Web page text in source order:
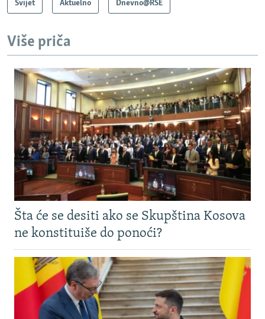
Svijet Aktuelno Dnevno@RSE
Više priča
Šta će se desiti ako se Skupština Kosova
ne konstituiše do ponoći?